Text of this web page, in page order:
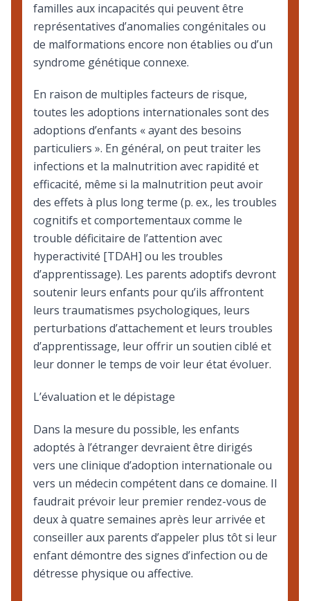
familles aux incapacités qui peuvent être
représentatives d’anomalies congénitales ou
de malformations encore non établies ou d’un
syndrome génétique connexe.
En raison de multiples facteurs de risque,
toutes les adoptions internationales sont des
adoptions d’enfants « ayant des besoins
particuliers ». En général, on peut traiter les
infections et la malnutrition avec rapidité et
efficacité, même si la malnutrition peut avoir
des effets à plus long terme (p. ex., les troubles
cognitifs et comportementaux comme le
trouble déficitaire de l’attention avec
hyperactivité [TDAH] ou les troubles
d’apprentissage). Les parents adoptifs devront
soutenir leurs enfants pour qu’ils affrontent
leurs traumatismes psychologiques, leurs
perturbations d’attachement et leurs troubles
d’apprentissage, leur offrir un soutien ciblé et
leur donner le temps de voir leur état évoluer.
L’évaluation et le dépistage
Dans la mesure du possible, les enfants
adoptés à l’étranger devraient être dirigés
vers une clinique d’adoption internationale ou
vers un médecin compétent dans ce domaine. Il
faudrait prévoir leur premier rendez-vous de
deux à quatre semaines après leur arrivée et
conseiller aux parents d’appeler plus tôt si leur
enfant démontre des signes d’infection ou de
détresse physique ou affective.